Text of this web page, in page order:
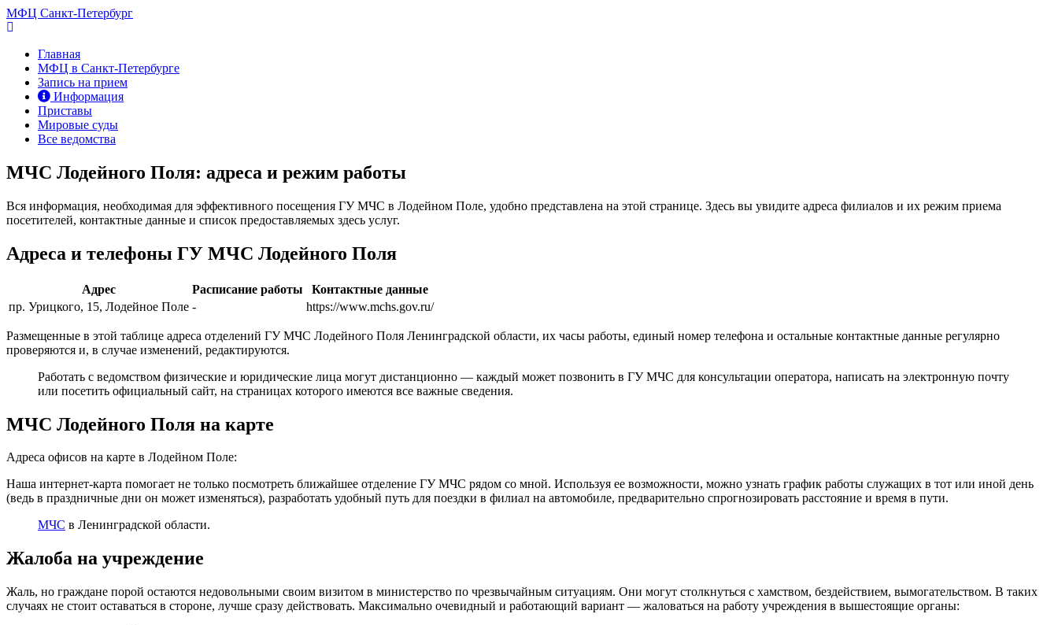
МФЦ Санкт-Петербург
Главная
МФЦ в Санкт-Петербурге
Запись на прием
Информация
Приставы
Мировые суды
Все ведомства
МЧС Лодейного Поля: адреса и режим работы
Вся информация, необходимая для эффективного посещения ГУ МЧС в Лодейном Поле, удобно представлена на этой странице. Здесь вы увидите адреса филиалов и их режим приема
посетителей, контактные данные и список предоставляемых здесь услуг.
Адреса и телефоны ГУ МЧС Лодейного Поля
Адрес Расписание работы
Контактные данные
пр. Урицкого, 15, Лодейное Поле - https://www.mchs.gov.ru/
Размещенные в этой таблице адреса отделений ГУ МЧС Лодейного Поля Ленинградской области, их часы работы, единый номер телефона и остальные контактные данные регулярно
проверяются и, в случае изменений, редактируются.
Работать с ведомством физические и юридические лица могут дистанционно — каждый может позвонить в ГУ МЧС для консультации оператора, написать на электронную почту
или посетить официальный сайт, на страницах которого имеются все важные сведения.
МЧС Лодейного Поля на карте
Адреса офисов на карте в Лодейном Поле:
Наша интернет-карта помогает не только посмотреть ближайшее отделение ГУ МЧС рядом со мной. Используя ее возможности, можно узнать график работы служащих в тот или иной день
(ведь в праздничные дни он может изменяться), разработать удобный путь для поездки в филиал на автомобиле, предварительно спрогнозировать расстояние и время в пути.
МЧС в Ленинградской области.
Жалоба на учреждение
Жаль, но граждане порой остаются недовольными своим визитом в министерство по чрезвычайным ситуациям. Они могут столкнуться с хамством, бездействием, вымогательством. В таких
случаях не стоит оставаться в стороне, лучше сразу действовать. Максимально очевидный и работающий вариант — жаловаться на работу учреждения в вышестоящие органы: